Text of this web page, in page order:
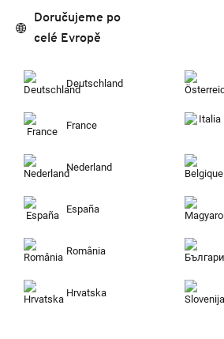
Doručujeme po
celé Evropě
Deutschland
France
Nederland
España
România
Hrvatska